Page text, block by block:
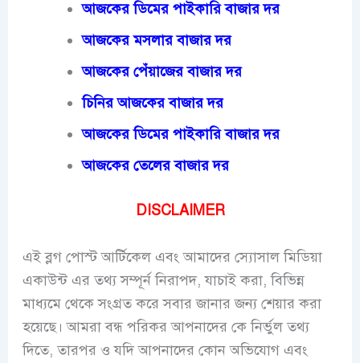
আজকের ডিমের পাইকারি বাজার দর
আজকের মসলার বাজার দর
আজকের পেঁয়াজের বাজার দর
চিনির আজকের বাজার দর
আজকের ডিমের পাইকারি বাজার দর
আজকের তেলের বাজার দর
DISCLAIMER
এই ব্লগ পোস্ট আর্টিকেল এবং আমাদের স্যোসাল মিডিয়া
একাউন্ট এর তথ্য সম্পূর্ন নিরাপদ, যাচাই করা, বিভিন্ন
মাধ্যমে থেকে সংগ্রত করে সবার জানার জন্য শেয়ার করা
হয়েছে। আমরা বন্ধ পরিকর আপনাদের কে নির্ভুল তথ্য
দিতে, তারপর ও যদি আপনাদের কোন অভিযোগ এবং